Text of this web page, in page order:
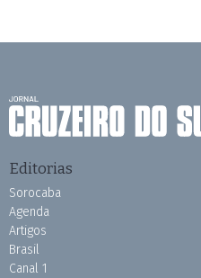
Editorias
Sorocaba
Agenda
Artigos
Brasil
Canal 1